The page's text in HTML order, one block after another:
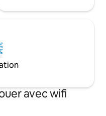
avec wifi